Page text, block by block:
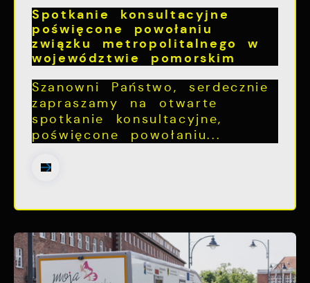
Spotkanie konsultacyjne
poświęcone powołaniu
związku metropolitalnego w
województwie pomorskim
Szanowni Państwo, serdecznie
zapraszamy na otwarte
spotkanie konsultacyjne,
poświęcone powołaniu...